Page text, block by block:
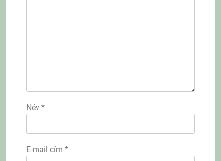
Név *
E-mail cím *